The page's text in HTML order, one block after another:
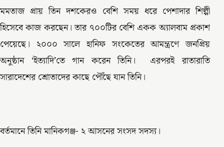
মমতাজ প্রায় তিন দশকেরও বেশি সময় ধরে পেশাদার শিল্পী
হিসেবে কাজ করছেন। তার ৭০০টির বেশি একক অ্যালবাম প্রকাশ
পেয়েছে। ২০০০ সালে হানিফ সংকেতের আমন্ত্রণে জনপ্রিয়
অনুষ্ঠান ‘ইত্যাদি’তে গান করেন তিনি। এরপরই রাতারাতি
সারাদেশের শ্রোতাদের কাছে পৌঁছে যান তিনি।
বর্তমানে তিনি মানিকগঞ্জ- ২ আসনের সংসদ সদস্য।